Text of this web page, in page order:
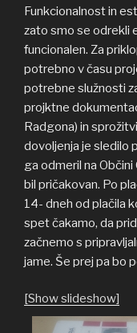
Funkcionalnost in
zato smo se odrekli
funcionalen. Za
potrebno v času
potrebne služnosti
projktne
Radgona) in
dovoljenja je sledilo
ga odmeril na
bil pričakovan. Po
14- dneh od plačila
spet čakamo, da
začnemo s
jame. Še prej pa bo
[Show slideshow]